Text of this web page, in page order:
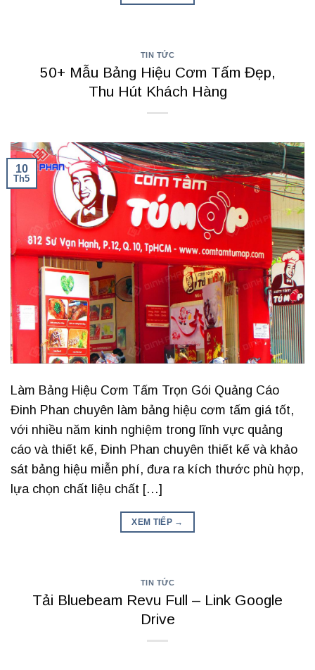
TIN TỨC
50+ Mẫu Bảng Hiệu Cơm Tấm Đẹp,
Thu Hút Khách Hàng
10
Th5
Làm Bảng Hiệu Cơm Tấm Trọn Gói Quảng Cáo
Đinh Phan chuyên làm bảng hiệu cơm tấm giá tốt,
với nhiều năm kinh nghiệm trong lĩnh vực quảng
cáo và thiết kế, Đinh Phan chuyên thiết kế và khảo
sát bảng hiệu miễn phí, đưa ra kích thước phù hợp,
lựa chọn chất liệu chất […]
XEM TIẾP →
TIN TỨC
Tải Bluebeam Revu Full – Link Google
Drive